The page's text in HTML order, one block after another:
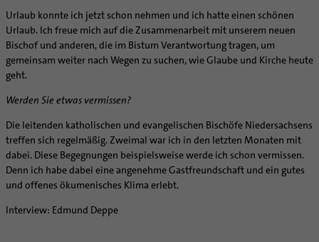
Urlaub konnte ich jetzt schon nehmen und ich hatte einen schönen
Urlaub. Ich freue mich auf die Zusammenarbeit mit unserem neuen
Bischof und anderen, die im Bistum Verantwortung tragen, um
gemeinsam weiter nach Wegen zu suchen, wie Glaube und Kirche heute
geht.
Werden Sie etwas vermissen?
Die leitenden katholischen und evangelischen Bischöfe Niedersachsens
treffen sich regelmäßig. Zweimal war ich in den letzten Monaten mit
dabei. Diese Begegnungen beispielsweise werde ich schon vermissen.
Denn ich habe dabei eine angenehme Gastfreundschaft und ein gutes
und offenes ökumenisches Klima erlebt.
Interview: Edmund Deppe